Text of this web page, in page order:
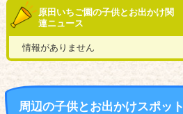
原田いちご園の子供とお出かけ関
連ニュース
情報がありません
周辺の子供とお出かけスポット